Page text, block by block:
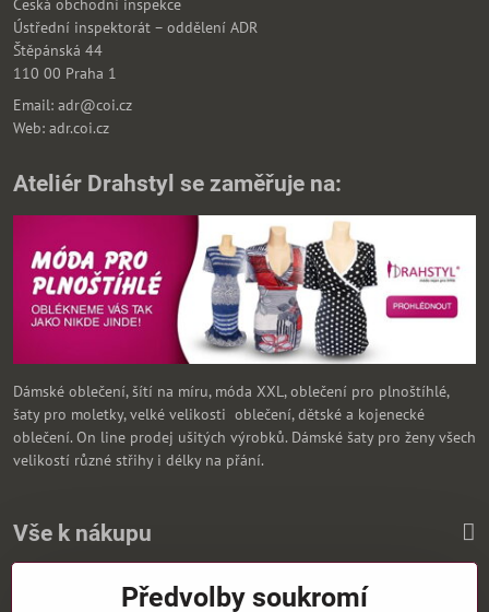
Ústřední inspektorát – oddělení ADR
Štěpánská 44
110 00 Praha 1
Email: adr@coi.cz
Web: adr.coi.cz
Ateliér Drahstyl se zaměřuje na:
Dámské oblečení, šítí na míru, móda XXL, oblečení pro plnoštíhlé,
šaty pro moletky, velké velikosti oblečení, dětské a kojenecké
oblečení. On line prodej ušitých výrobků. Dámské šaty pro ženy všech
velikostí různé střihy i délky na přání.
Vše k nákupu
Zasíláme i na SlovenskoPředvolby soukromí